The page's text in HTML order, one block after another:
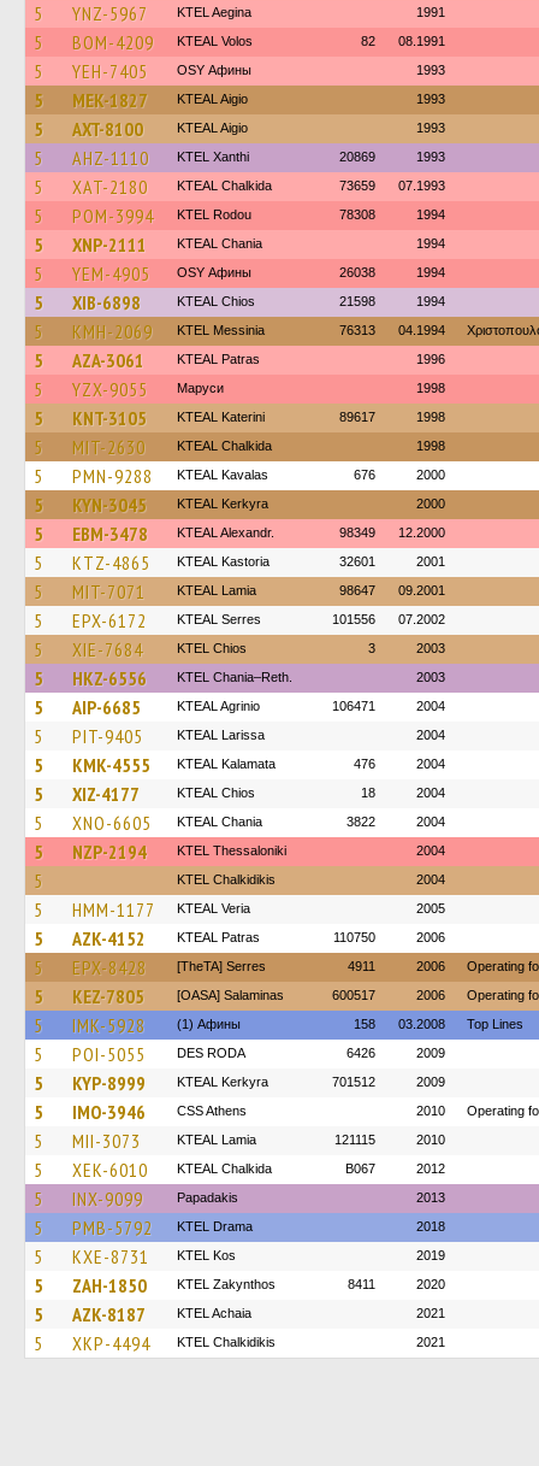
5 YNZ-5967 KTEL Aegina 1991
5 BOM-4209 KTEAL Volos 82 08.1991
5 YEH-7405 OSY Афины 1993
5 MEK-1827 KTEAL Aigio 1993
5 AXT-8100 KTEAL Aigio 1993
5 AHZ-1110 KTEL Xanthi 20869 1993
5 XAT-2180 KTEAL Chalkida 73659 07.1993
5 POM-3994 ΚΤΕL Rodou 78308 1994
5 XNP-2111 KTEAL Chania 1994
5 YEM-4905 OSY Афины 26038 1994
5 XIB-6898 KTEAL Chios 21598 1994
5 KMH-2069 KTEL Messinia 76313 04.1994
5 AZA-3061 KTEAL Patras 1996
5 YZX-9055 Маруси 1998
5 KNT-3105 KTEAL Katerini 89617 1998
5 MIT-2630 KTEAL Chalkida 1998
5 PMN-9288 KTEAL Kavalas 676 2000
5 KYN-3045 KTEAL Kerkyra 2000
5 EBM-3478 KTEAL Alexandr. 98349 12.2000
5 KTZ-4865 KTEAL Kastoria 32601 2001
5 MIT-7071 KTEAL Lamia 98647 09.2001
5 EPX-6172 KTEAL Serres 101556 07.2002
5 XIE-7684 KTEL Chios 3 2003
5 HKZ-6556 KTEL Chania–Reth. 2003
5 AIP-6685 KTEAL Agrinio 106471 2004
5 PIT-9405 KTEAL Larissa 2004
5 KMK-4555 KTEAL Kalamata 476 2004
5 XIZ-4177 KTEAL Chios 18 2004
5 XNO-6605 KTEAL Chania 3822 2004
5 NZP-2194 KTEL Thessaloniki 2004
5 ΚΤΕL Chalkidikis 2004
5 HMM-1177 KTEAL Veria 2005
5 AZK-4152 KTEAL Patras 110750 2006
5 EPX-8428 [TheTA] Serres 4911 2006 Operating
5 KEZ-7805 [OASA] Salaminas 600517 2006 Operating
5 IMK-5928 (1) Афины 158 03.2008 Top Lines
5 POI-5055 DES RODA 6426 2009
5 KYP-8999 KTEAL Kerkyra 701512 2009
5 IMO-3946 CSS Athens 2010 Operating
5 MII-3073 KTEAL Lamia 121115 2010
5 XEK-6010 KTEAL Chalkida B067 2012
5 INX-9099 Papadakis 2013
5 PMB-5792 KTEL Drama 2018
5 KXE-8731 KTEL Kos 2019
5 ZAH-1850 KTEL Zakynthos 8411 2020
5 AZK-8187 KTEL Achaia 2021
5 XKP-4494 ΚΤΕL Chalkidikis 2021